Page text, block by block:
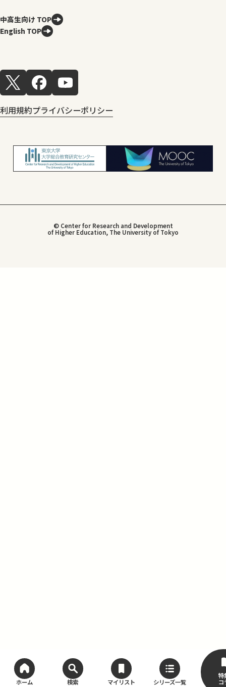
ホーム 検索 マイリスト シリーズ一覧
特
コ
中高生向け TOP
English TOP
利用規約プライバシーポリシー
© Center for Research and Development
of Higher Education, The University of Tokyo